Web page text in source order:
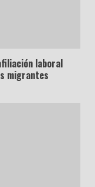
laboral
migrantes